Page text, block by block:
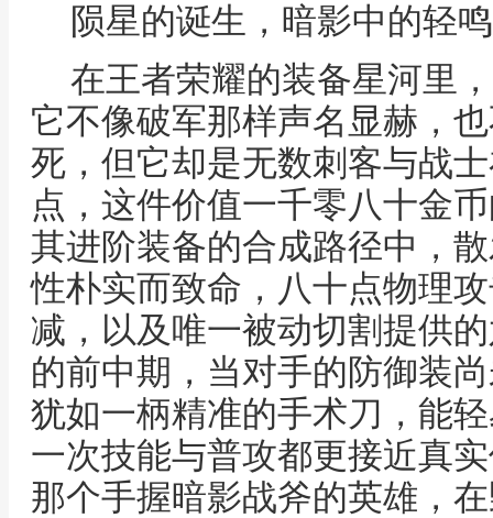
陨星的诞生，暗影中的轻鸣
在王者荣耀的装备星河里
它不像破军那样声名显赫，
死，但它却是无数刺客与战
点，这件价值一千零八十金
其进阶装备的合成路径中，
性朴实而致命，八十点物理
减，以及唯一被动切割提供
的前中期，当对手的防御装
犹如一柄精准的手术刀，能
一次技能与普攻都更接近真
那个手握暗影战斧的英雄，